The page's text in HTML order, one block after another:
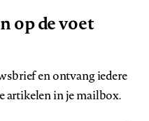
op de voet
en ontvang iedere
artikelen in je mailbox.